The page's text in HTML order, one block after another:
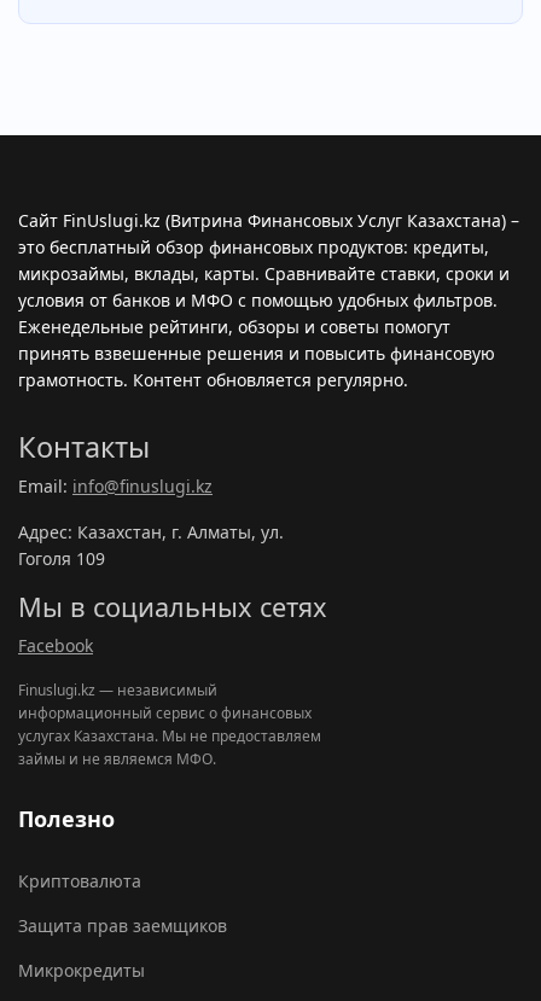
Сайт FinUslugi.kz (Витрина Финансовых Услуг Казахстана) –
это бесплатный обзор финансовых продуктов: кредиты,
микрозаймы, вклады, карты. Сравнивайте ставки, сроки и
условия от банков и МФО с помощью удобных фильтров.
Еженедельные рейтинги, обзоры и советы помогут
принять взвешенные решения и повысить финансовую
грамотность. Контент обновляется регулярно.
Контакты
Email: info@finuslugi.kz
Адрес: Казахстан, г. Алматы, ул.
Гоголя 109
Мы в социальных сетях
Facebook
Finuslugi.kz — независимый
информационный сервис о финансовых
услугах Казахстана. Мы не предоставляем
займы и не являемся МФО.
Полезно
Криптовалюта
Защита прав заемщиков
Микрокредиты